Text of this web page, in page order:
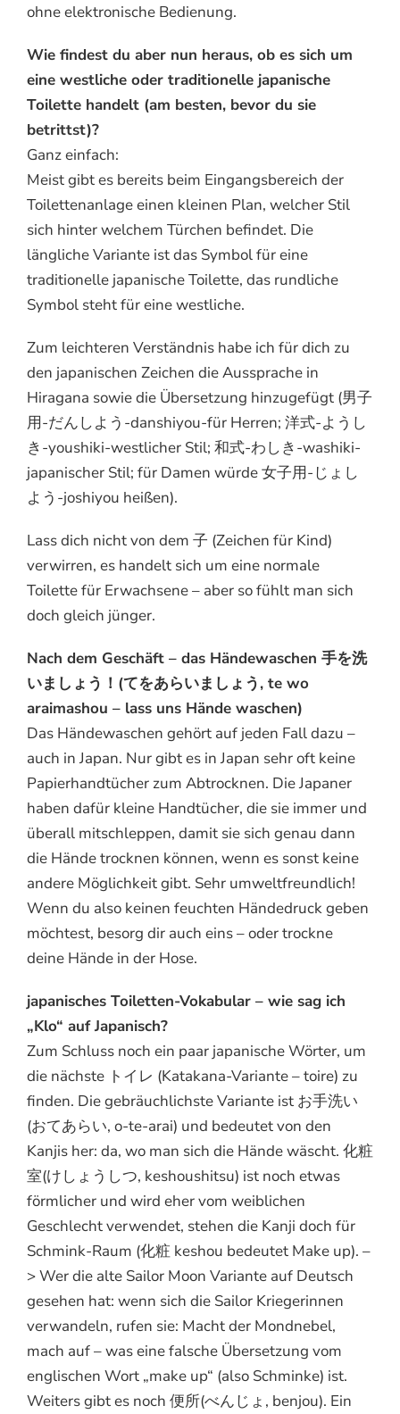
ohne elektronische Bedienung.
Wie findest du aber nun heraus, ob es sich um
eine westliche oder traditionelle japanische
Toilette handelt (am besten, bevor du sie
betrittst)?
Ganz einfach:
Meist gibt es bereits beim Eingangsbereich der
Toilettenanlage einen kleinen Plan, welcher Stil
sich hinter welchem Türchen befindet. Die
längliche Variante ist das Symbol für eine
traditionelle japanische Toilette, das rundliche
Symbol steht für eine westliche.
Zum leichteren Verständnis habe ich für dich zu
den japanischen Zeichen die Aussprache in
Hiragana sowie die Übersetzung hinzugefügt (男子
用-だんしよう-danshiyou-für Herren; 洋式-ようし
き-youshiki-westlicher Stil; 和式-わしき-washiki-
japanischer Stil; für Damen würde 女子用-じょし
よう-joshiyou heißen).
Lass dich nicht von dem 子 (Zeichen für Kind)
verwirren, es handelt sich um eine normale
Toilette für Erwachsene – aber so fühlt man sich
doch gleich jünger.
Nach dem Geschäft – das Händewaschen 手を洗
いましょう！(てをあらいましょう, te wo
araimashou – lass uns Hände waschen)
Das Händewaschen gehört auf jeden Fall dazu –
auch in Japan. Nur gibt es in Japan sehr oft keine
Papierhandtücher zum Abtrocknen. Die Japaner
haben dafür kleine Handtücher, die sie immer und
überall mitschleppen, damit sie sich genau dann
die Hände trocknen können, wenn es sonst keine
andere Möglichkeit gibt. Sehr umweltfreundlich!
Wenn du also keinen feuchten Händedruck geben
möchtest, besorg dir auch eins – oder trockne
deine Hände in der Hose.
japanisches Toiletten-Vokabular – wie sag ich
„Klo“ auf Japanisch?
Zum Schluss noch ein paar japanische Wörter, um
die nächste トイレ (Katakana-Variante – toire) zu
finden. Die gebräuchlichste Variante ist お手洗い
(おてあらい, o-te-arai) und bedeutet von den
Kanjis her: da, wo man sich die Hände wäscht. 化粧
室(けしょうしつ, keshoushitsu) ist noch etwas
förmlicher und wird eher vom weiblichen
Geschlecht verwendet, stehen die Kanji doch für
Schmink-Raum (化粧 keshou bedeutet Make up). –
> Wer die alte Sailor Moon Variante auf Deutsch
gesehen hat: wenn sich die Sailor Kriegerinnen
verwandeln, rufen sie: Macht der Mondnebel,
mach auf – was eine falsche Übersetzung vom
englischen Wort „make up“ (also Schminke) ist.
Weiters gibt es noch 便所(べんじょ, benjou). Ein